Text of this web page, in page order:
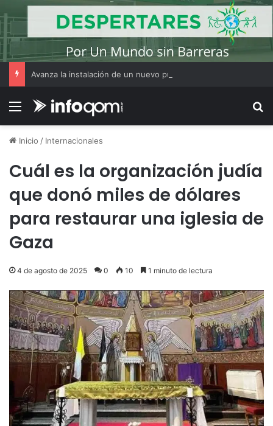
Menú
Inicio / Internacionales
Cuál es la organización judía
que donó miles de dólares
para restaurar una iglesia de
Gaza
4 de agosto de 2025 0 10 1 minuto de lectura